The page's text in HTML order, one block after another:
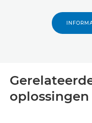
oplossingen